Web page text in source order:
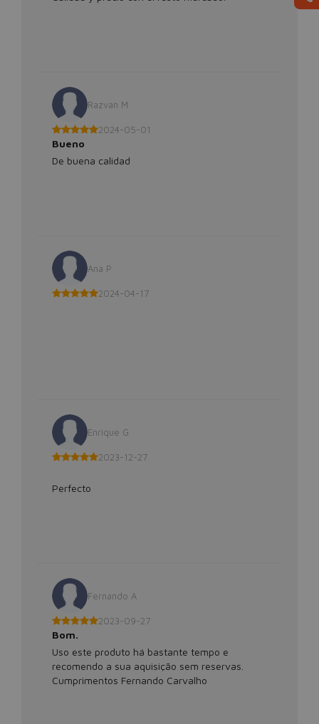
Razvan M
2024-05-01
Bueno
De buena calidad
Ana P
2024-04-17
Enrique G
2023-12-27
Perfecto
Fernando A
2023-09-27
Bom.
Uso este produto há bastante tempo e
recomendo a sua aquisição sem reservas.
Cumprimentos Fernando Carvalho